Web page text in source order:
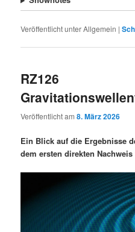
Veröffentlicht unterAllgemein |
RZ126
Veröffentlicht am8. März 2026
Ein Blick auf die Ergebnisse
dem ersten direkten